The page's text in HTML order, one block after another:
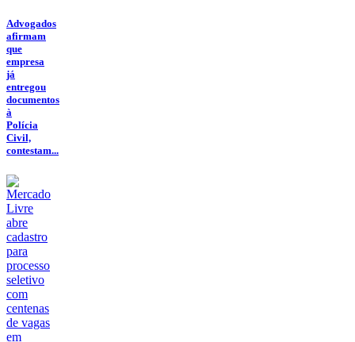
Advogados
afirmam
que
empresa
já
entregou
documentos
à
Polícia
Civil,
contestam...